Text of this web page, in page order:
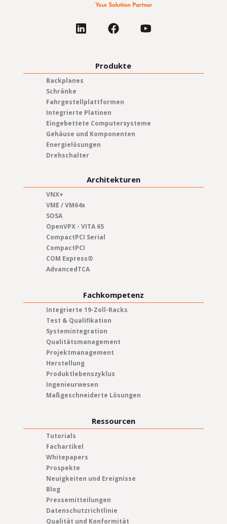
Produkte
Backplanes
Schränke
Fahrgestellplattformen
Integrierte Platinen
Eingebettete Computersysteme
Gehäuse und Komponenten
Energielösungen
Drehschalter
Architekturen
VNX+
VME / VM64x
SOSA
OpenVPX - VITA 65
CompactPCI Serial
CompactPCI
COM Express®
AdvancedTCA
Fachkompetenz
Integrierte 19-Zoll-Racks
Test & Qualifikation
Systemintegration
Qualitätsmanagement
Projektmanagement
Herstellung
Produktlebenszyklus
Ingenieurwesen
Maßgeschneiderte Lösungen
Ressourcen
Tutorials
Fachartikel
Whitepapers
Prospekte
Neuigkeiten und Ereignisse
Blog
Pressemitteilungen
Datenschutzrichtlinie
Qualität und Konformität